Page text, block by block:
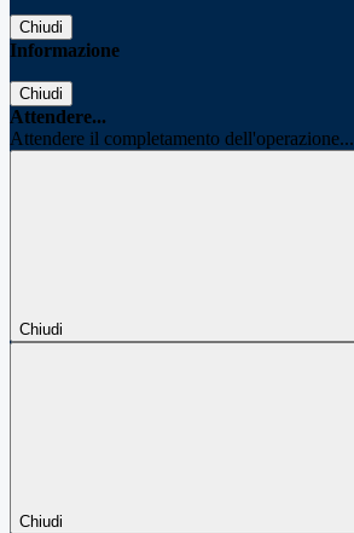
Chiudi
Informazione
Chiudi
Attendere...
Attendere il completamento dell'operazione...
Chiudi
Chiudi